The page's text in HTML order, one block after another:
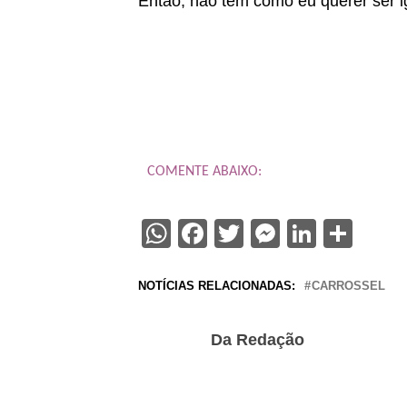
COMENTE ABAIXO:
WhatsApp
Facebook
TwitterMessenger
LinkedIn
NOTÍCIAS RELACIONADAS: CARROSSEL
Da Redação